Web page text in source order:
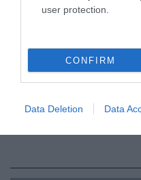
user protection.
CONFIRM
Data Deletion Data
megközelíthetők olyan
katakombák.
katakombáknak
nagyjából az első és